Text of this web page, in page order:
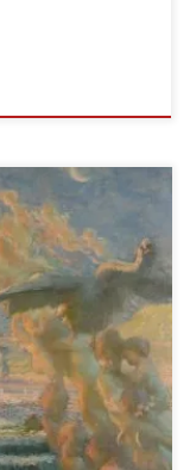
de Gaston La
nationaux. Elles